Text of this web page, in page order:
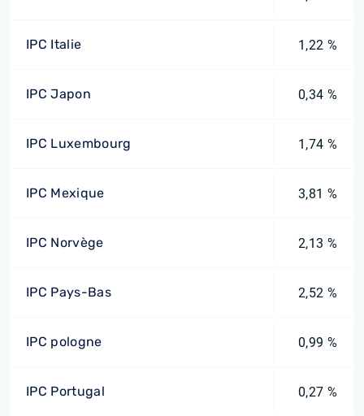
IPC Italie 1,22 %
IPC Japon 0,34 %
IPC Luxembourg 1,74 %
IPC Mexique 3,81 %
IPC Norvège 2,13 %
IPC Pays-Bas 2,52 %
IPC pologne 0,99 %
IPC Portugal 0,27 %